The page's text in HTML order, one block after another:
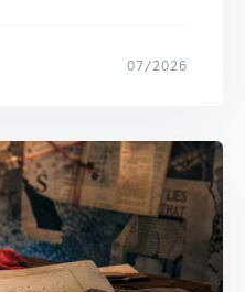
07/2026